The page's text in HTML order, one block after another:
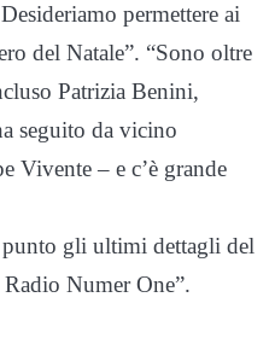
permettere ai
del Natale”. “Sono oltre
Patrizia Benini,
seguito da vicino
Vivente – e c’è grande
punto gli ultimi dettagli del
Numer One”.